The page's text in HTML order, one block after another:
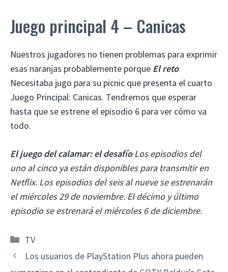
Juego principal 4 – Canicas
Nuestros jugadores no tienen problemas para exprimir
esas naranjas probablemente porque El reto
Necesitaba jugo para su picnic que presenta el cuarto
Juego Principal: Canicas. Tendremos que esperar
hasta que se estrene el episodio 6 para ver cómo va
todo.
El juego del calamar: el desafíoLos episodios del
uno al cinco ya están disponibles para transmitir en
Netflix. Los episodios del seis al nueve se estrenarán
el miércoles 29 de noviembre. El décimo y último
episodio se estrenará el miércoles 6 de diciembre.
Categorías
TV
Los usuarios de PlayStation Plus ahora pueden